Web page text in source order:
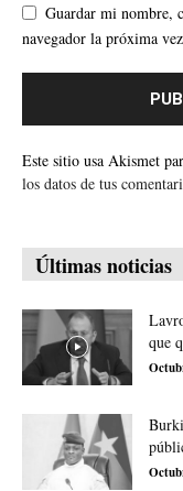
Guardar mi nombre,
navegador la próxima
Este sitio usa Akismet
los datos de tus
Últimas noticias
que